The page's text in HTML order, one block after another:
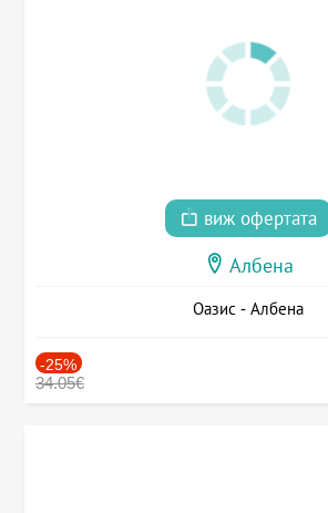
виж офертата
Албена
Оазис - Албена
-25%
34.05€